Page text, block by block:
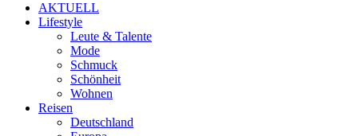
AKTUELL
Lifestyle
Leute & Talente
Mode
Schmuck
Schönheit
Wohnen
Reisen
Deutschland